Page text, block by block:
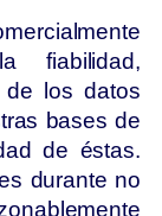
fiabilidad,
de los datos
bases de
de éstas.
durante no